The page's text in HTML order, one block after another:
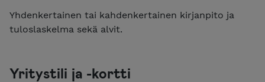
Yhdenkertainen tai kahdenkertainen kirjanpito ja
tuloslaskelma sekä alvit.
Yritystili ja -kortti